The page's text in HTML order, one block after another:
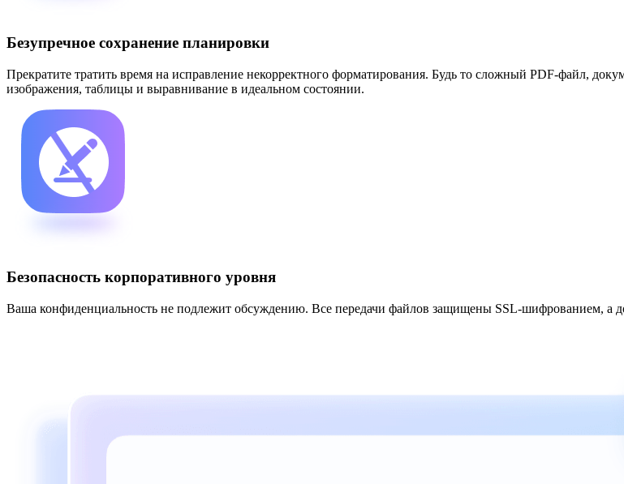
Безупречное сохранение планировки
Прекратите тратить время на исправление некорректного форматирования. Будь то сложный PDF-файл,
изображения, таблицы и выравнивание в идеальном состоянии.
Безопасность корпоративного уровня
Ваша конфиденциальность не подлежит обсуждению. Все передачи файлов защищены SSL-шифрованием, а